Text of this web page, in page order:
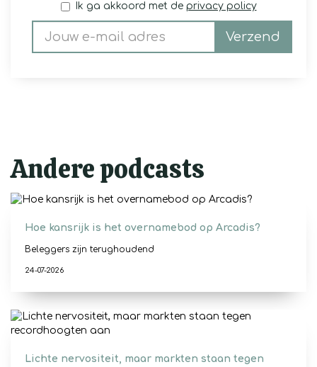
Ik ga akkoord met de privacy policy
Verzend
Andere podcasts
Hoe kansrijk is het overnamebod op Arcadis?
Beleggers zijn terughoudend
24-07-2026
Lichte nervositeit, maar markten staan tegen